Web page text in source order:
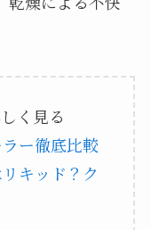
く見る
ー徹底比較
キッド？ク